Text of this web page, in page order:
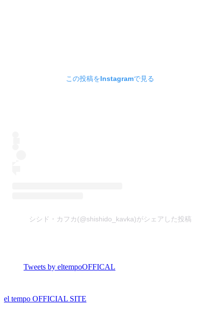
この投稿をInstagramで見る
シシド・カフカ(@shishido_kavka)がシェアした投稿
Tweets by eltempoOFFICAL
el tempo OFFICIAL SITE